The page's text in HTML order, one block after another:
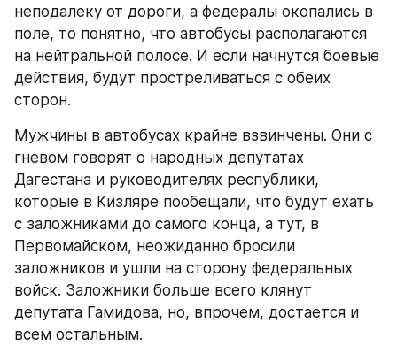
неподалеку от дороги, а федералы окопались в
поле, то понятно, что автобусы располагаются
на нейтральной полосе. И если начнутся боевые
действия, будут простреливаться с обеих
сторон.
Мужчины в автобусах крайне взвинчены. Они с
гневом говорят о народных депутатах
Дагестана и руководителях республики,
которые в Кизляре пообещали, что будут ехать
с заложниками до самого конца, а тут, в
Первомайском, неожиданно бросили
заложников и ушли на сторону федеральных
войск. Заложники больше всего клянут
депутата Гамидова, но, впрочем, достается и
всем остальным.